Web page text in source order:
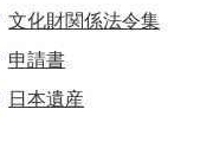
文化財関係法令集
申請書
日本遺産